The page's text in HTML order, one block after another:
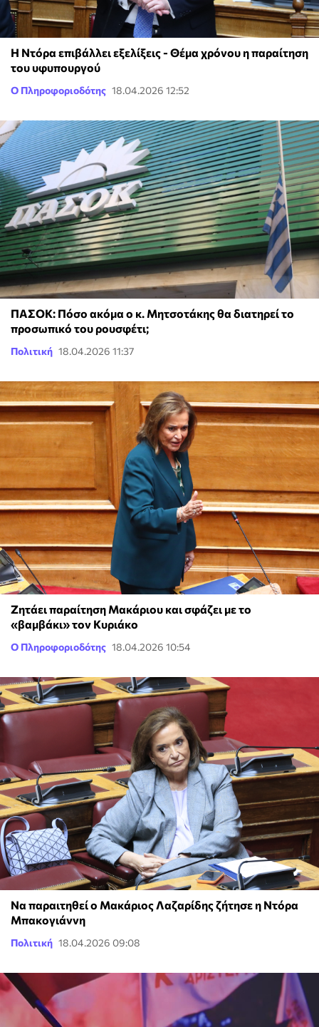
Η Ντόρα επιβάλλει εξελίξεις - Θέμα χρόνου η παραίτηση
του υφυπουργού
Ο Πληροφοριοδότης 18.04.2026 12:52
ΠΑΣΟΚ: Πόσο ακόμα ο κ. Μητσοτάκης θα διατηρεί το
προσωπικό του ρουσφέτι;
Πολιτική 18.04.2026 11:37
Ζητάει παραίτηση Μακάριου και σφάζει με το
«βαμβάκι» τον Κυριάκο
Ο Πληροφοριοδότης 18.04.2026 10:54
Να παραιτηθεί ο Μακάριος Λαζαρίδης ζήτησε η Ντόρα
Μπακογιάννη
Πολιτική 18.04.2026 09:08